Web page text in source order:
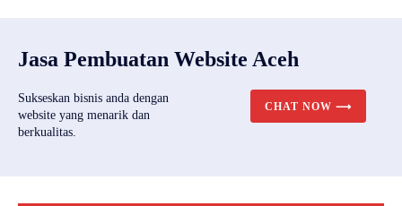
Jasa Pembuatan Website Aceh
Sukseskan bisnis anda dengan
website yang menarik dan
berkualitas.
CHAT NOW ⟶